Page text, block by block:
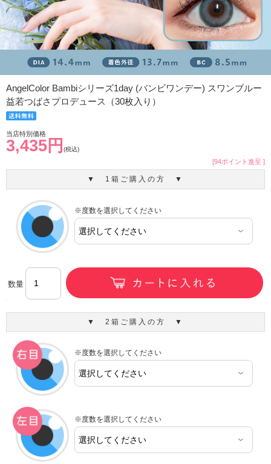
AngelColor Bambiシリーズ1day (バンビワンデー) スワンブルー
益若つばさプロデュース（30枚入り）
当店特別価格
3,435円 (税込)
[94ポイント進呈 ]
▼ 1箱ご購入の方 ▼
※度数を選択してください
数量
▼ 2箱ご購入の方 ▼
※度数を選択してください
※度数を選択してください